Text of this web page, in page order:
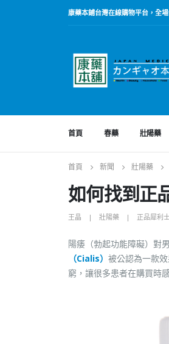
康藥本鋪台灣在線購物平台，全
首頁 春藥 壯陽藥
首頁 新聞 壯陽藥
如何找到正
王晶 壯陽藥 正品犀利
陽痿（勃起功能障礙）對
（Cialis） 被公認為一款
窮，讓很多患者在購買時